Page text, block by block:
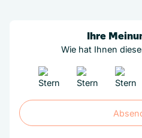
Ihre
Wie hat Ihnen